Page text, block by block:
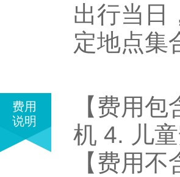
出行当日
定地点集
费用
说明
【费用
机 4. 儿
【费用